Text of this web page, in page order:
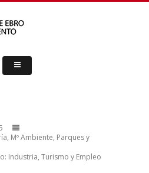
Mº Ambiente, Parques y
Industria, Turismo y Empleo